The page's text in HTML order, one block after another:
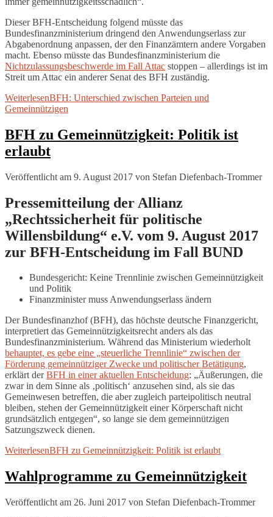
Dieser BFH-Entscheidung folgend müsste das
Bundesfinanzministerium dringend den Anwendungserlass zur
Abgabenordnung anpassen, der den Finanzämtern andere Vorgaben
macht. Ebenso müsste das Bundesfinanzministerium die
Nichtzulassungsbeschwerde im Fall Attac stoppen – allerdings ist im
Streit um Attac ein anderer Senat des BFH zuständig.
WeiterlesenBFH: Unterschied zwischen Parteien und
Gemeinnützigen
BFH zu Gemeinnützigkeit: Politik ist
erlaubt
Veröffentlicht am 9. August 2017 von Stefan Diefenbach-Trommer
Pressemitteilung der Allianz
„Rechtssicherheit für politische
Willensbildung“ e.V. vom 9. August 2017
zur BFH-Entscheidung im Fall BUND
Bundesgericht: Keine Trennlinie zwischen Gemeinnützigkeit
und Politik
Finanzminister muss Anwendungserlass ändern
Der Bundesfinanzhof (BFH), das höchste deutsche Finanzgericht,
interpretiert das Gemeinnützigkeitsrecht anders als das
Bundesfinanzministerium. Während das Ministerium wiederholt
behauptet, es gebe eine „steuerliche Trennlinie“ zwischen der
Förderung gemeinnütziger Zwecke und politischer Betätigung,
erklärt derBFH in einer aktuellen Entscheidung: „Äußerungen, die
zwar in dem Sinne als ‚politisch‘ anzusehen sind, als sie das
Gemeinwesen betreffen, die aber zugleich parteipolitisch neutral
bleiben, stehen der Gemeinnützigkeit einer Körperschaft nicht
grundsätzlich entgegen“, so lange sie dem gemeinnützigen
Satzungszweck dienen.
WeiterlesenBFH zu Gemeinnützigkeit: Politik ist erlaubt
Wahlprogramme zu Gemeinnützigkeit
Veröffentlicht am 26. Juni 2017 von Stefan Diefenbach-Trommer